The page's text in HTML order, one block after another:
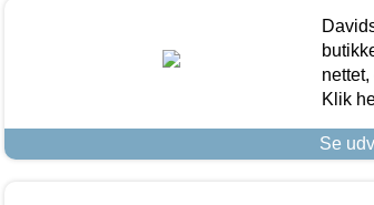
Klik
Se